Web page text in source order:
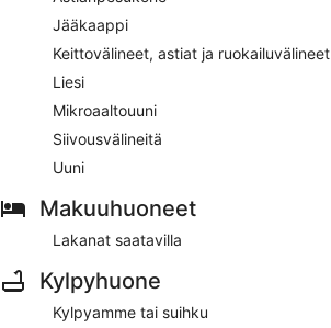
Jääkaappi
Keittovälineet, astiat ja ruokailuvälineet
Liesi
Mikroaaltouuni
Siivousvälineitä
Uuni
Makuuhuoneet
Lakanat saatavilla
Kylpyhuone
Kylpyamme tai suihku